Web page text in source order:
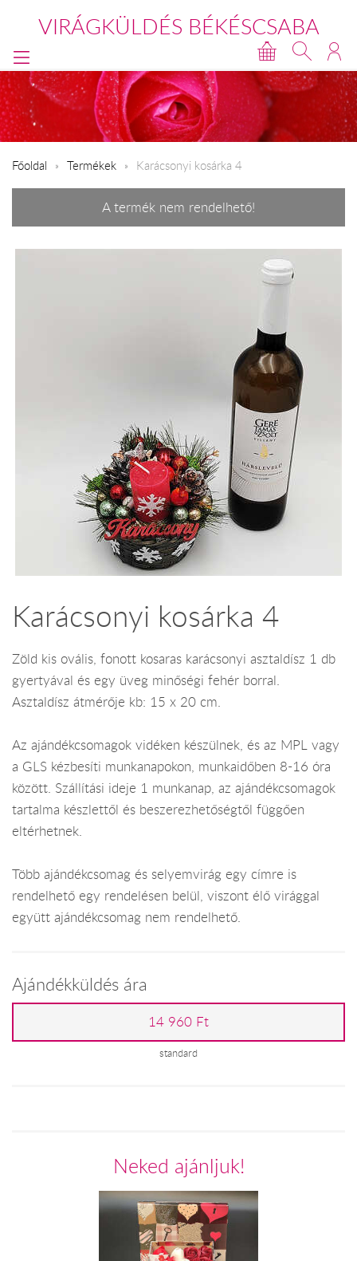
VIRÁGKÜLDÉS BÉKÉSCSABA
Főoldal Termékek Karácsonyi kosárka 4
A termék nem rendelhető!
Karácsonyi kosárka 4
Zöld kis ovális, fonott kosaras karácsonyi asztaldísz 1 db
gyertyával és egy üveg minőségi fehér borral.
Asztaldísz átmérője kb: 15 x 20 cm.
Az ajándékcsomagok vidéken készülnek, és az MPL vagy
a GLS kézbesíti munkanapokon, munkaidőben 8-16 óra
között. Szállítási ideje 1 munkanap, az ajándékcsomagok
tartalma készlettől és beszerezhetőségtől függően
eltérhetnek.
Több ajándékcsomag és selyemvirág egy címre is
rendelhető egy rendelésen belül, viszont élő virággal
együtt ajándékcsomag nem rendelhető.
Ajándékküldés ára
14 960 Ft
standard
Neked ajánljuk!